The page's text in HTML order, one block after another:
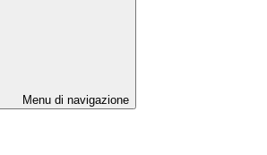
Menu di navigazione